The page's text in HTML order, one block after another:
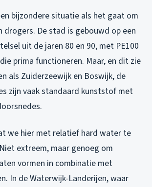
bijzondere situatie als het gaat om
drogers. De stad is gebouwd op een
uit de jaren 80 en 90, met PE100
prima functioneren. Maar, en dit zie
als Zuiderzeewijk en Boswijk, de
zijn vaak standaard kunststof met
we hier met relatief hard water te
extreem, maar genoeg om
vormen in combinatie met
In de Waterwijk-Landerijen, waar